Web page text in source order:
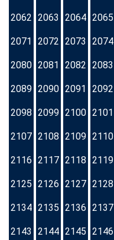
2062 2063 2064 2065
2071 2072 2073 2074
2080 2081 2082 2083
2089 2090 2091 2092
2098 2099 2100 2101
2107 2108 2109 2110
2116 2117 2118 2119
2125 2126 2127 2128
2134 2135 2136 2137
2143 2144 2145 2146